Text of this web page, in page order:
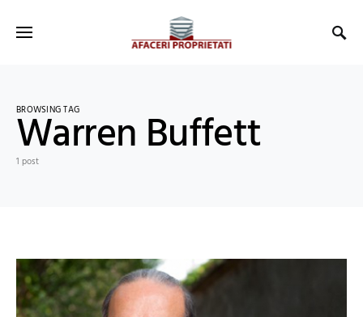
BROWSING TAG
Warren Buffett
1 post